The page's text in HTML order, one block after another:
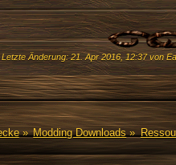
Letzte Änderung: 21. Apr 2016, 12:37 von
» Modding Downloads»